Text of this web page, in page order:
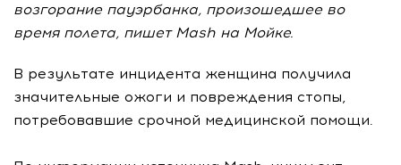
возгорание пауэрбанка, произошедшее во
время полета, пишет Mash на Мойке.
В результате инцидента женщина получила
значительные ожоги и повреждения стопы,
потребовавшие срочной медицинской помощи.